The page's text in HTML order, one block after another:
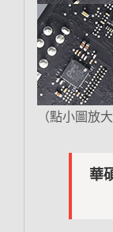
（點小圖放
華